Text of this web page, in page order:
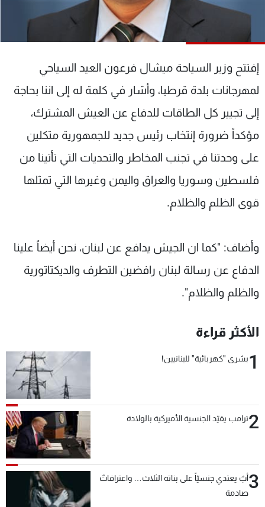
إفتتح وزير السياحة ميشال فرعون العيد السياحي
لمهرجانات بلدة قرطبا، وأشار في كلمة له إلى اننا بحاجة
إلى تجيير كل الطاقات للدفاع عن العيش المشترك،
مؤكداً ضرورة إنتخاب رئيس جديد للجمهورية متكلين
على وحدتنا في تجنب المخاطر والتحديات التي تأتينا من
فلسطين وسوريا والعراق واليمن وغيرها التي تمثلها
قوى الظلم والظلام.
وأضاف: "كما ان الجيش يدافع عن لبنان، نحن أيضاً علينا
الدفاع عن رسالة لبنان رافضين التطرف والديكتاتورية
والظلم والظلام".
الأكثر قراءة
1بشرى "كهربائية" للبنانيين!
2ترامب يقيّد الجنسية الأميركية بالولادة
3أبٌ يعتدي جنسيّاً على بناته الثلاث… واعترافاتٌ
صادمة
شاهد البرامج
عن MTV
لاعلاناتكم
وظائف
شروط الإسـتخدام